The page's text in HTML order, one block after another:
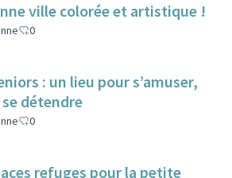
ville colorée et artistique !
0
: un lieu pour s’amuser,
détendre
0
refuges pour la petite